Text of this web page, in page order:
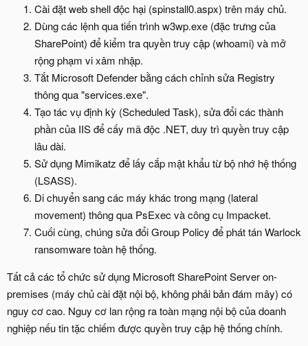
Cài đặt web shell độc hại (spinstall0.aspx) trên máy chủ.
Dùng các lệnh qua tiến trình w3wp.exe (đặc trưng của
SharePoint) để kiểm tra quyền truy cập (whoami) và mở
rộng phạm vi xâm nhập.
Tắt Microsoft Defender bằng cách chỉnh sửa Registry
thông qua "services.exe".
Tạo tác vụ định kỳ (Scheduled Task), sửa đổi các thành
phần của IIS để cấy mã độc .NET, duy trì quyền truy cập
lâu dài.
Sử dụng Mimikatz để lấy cắp mật khẩu từ bộ nhớ hệ thống
(LSASS).
Di chuyển sang các máy khác trong mạng (lateral
movement) thông qua PsExec và công cụ Impacket.
Cuối cùng, chúng sửa đổi Group Policy để phát tán Warlock
ransomware toàn hệ thống.
Tất cả các tổ chức sử dụng Microsoft SharePoint Server on-
premises (máy chủ cài đặt nội bộ, không phải bản đám mây) có
nguy cơ cao. Nguy cơ lan rộng ra toàn mạng nội bộ của doanh
nghiệp nếu tin tặc chiếm được quyền truy cập hệ thống chính.